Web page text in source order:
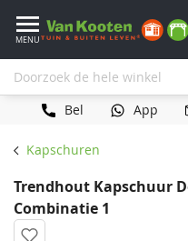
MENU
Bel App
Kapschuren
Trendhout Kapschuur
Combinatie 1